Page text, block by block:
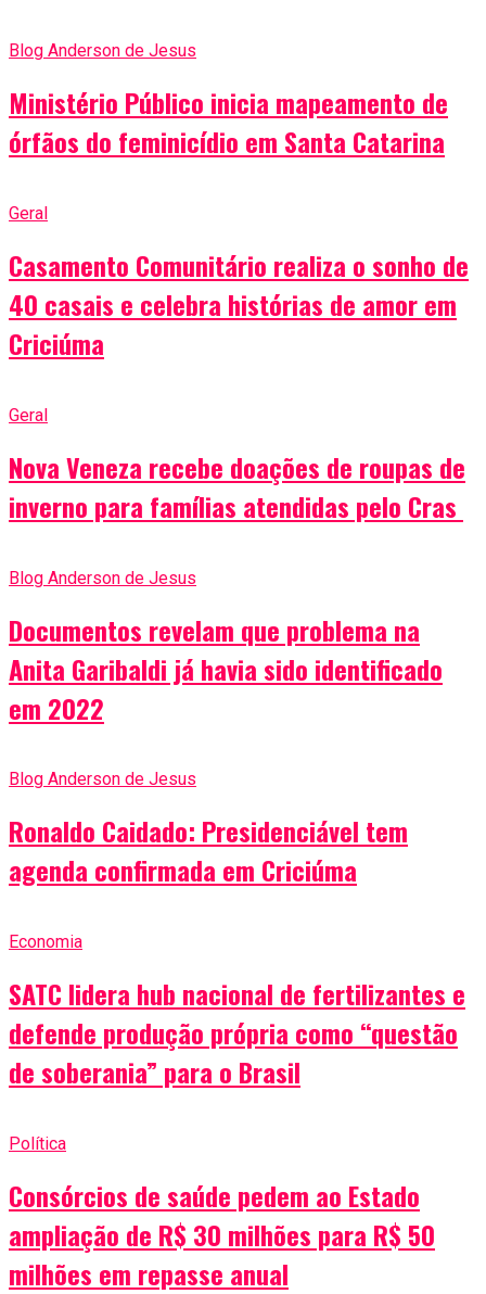
Blog Anderson de Jesus
Ministério Público inicia mapeamento de
órfãos do feminicídio em Santa Catarina
Geral
Casamento Comunitário realiza o sonho de
40 casais e celebra histórias de amor em
Criciúma
Geral
Nova Veneza recebe doações de roupas de
inverno para famílias atendidas pelo Cras
Blog Anderson de Jesus
Documentos revelam que problema na
Anita Garibaldi já havia sido identificado
em 2022
Blog Anderson de Jesus
Ronaldo Caidado: Presidenciável tem
agenda confirmada em Criciúma
Economia
SATC lidera hub nacional de fertilizantes e
defende produção própria como “questão
de soberania” para o Brasil
Política
Consórcios de saúde pedem ao Estado
ampliação de R$ 30 milhões para R$ 50
milhões em repasse anual